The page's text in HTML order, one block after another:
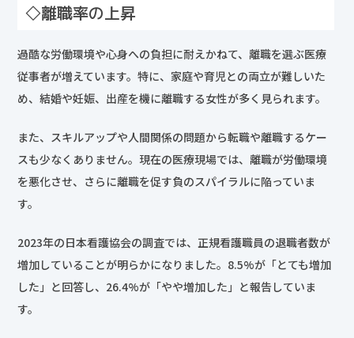
◇離職率の上昇
過酷な労働環境や心身への負担に耐えかねて、離職を選ぶ医療
従事者が増えています。特に、家庭や育児との両立が難しいた
め、結婚や妊娠、出産を機に離職する女性が多く見られます。
また、スキルアップや人間関係の問題から転職や離職するケー
スも少なくありません。現在の医療現場では、離職が労働環境
を悪化させ、さらに離職を促す負のスパイラルに陥っていま
す。
2023年の日本看護協会の調査では、正規看護職員の退職者数が
増加していることが明らかになりました。8.5%が「とても増加
した」と回答し、26.4%が「やや増加した」と報告していま
す。